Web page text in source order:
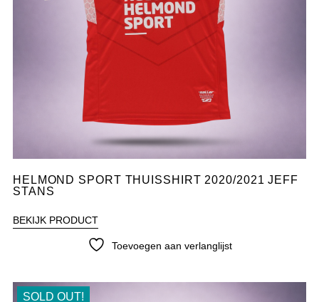
HELMOND SPORT THUISSHIRT 2020/2021 JEFF
STANS
BEKIJK PRODUCT
Toevoegen aan verlanglijst
SOLD OUT!